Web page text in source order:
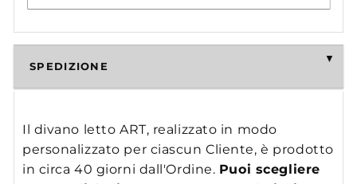
SPEDIZIONE
Il divano letto ART, realizzato in modo
personalizzato per ciascun Cliente, è prodotto
in circa 40 giorni dall'Ordine. Puoi scegliere